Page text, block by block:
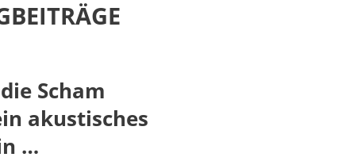
Scham
akustisches
…